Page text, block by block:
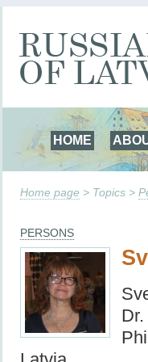
HOME
Home page > Topics >
PERSONS